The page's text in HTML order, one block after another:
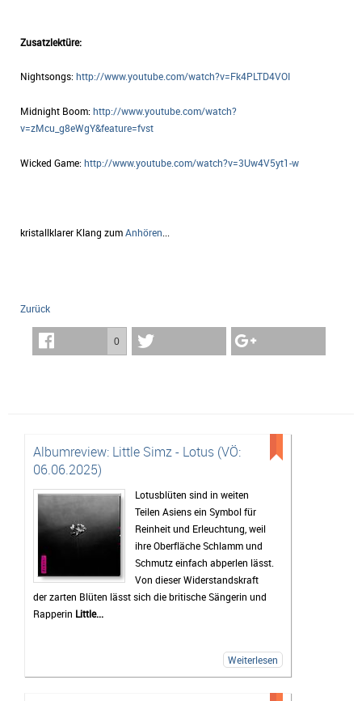
Zusatzlektüre:
Nightsongs:http://www.youtube.com/watch?v=Fk4PLTD4VOI
Midnight Boom:http://www.youtube.com/watch?
v=zMcu_g8eWgY&feature=fvst
Wicked Game:http://www.youtube.com/watch?v=3Uw4V5yt1-w
kristallklarer Klang zumAnhören
Zurück
0
Albumreview: Little Simz - Lotus (VÖ:
06.06.2025)
Lotusblüten sind in weiten
Teilen Asiens ein Symbol für
Reinheit und Erleuchtung, weil
ihre Oberfläche Schlamm und
Schmutz einfach abperlen lässt.
Von dieser Widerstandskraft
der zarten Blüten lässt sich die britische Sängerin und
Rapperin Little...
Weiterlesen